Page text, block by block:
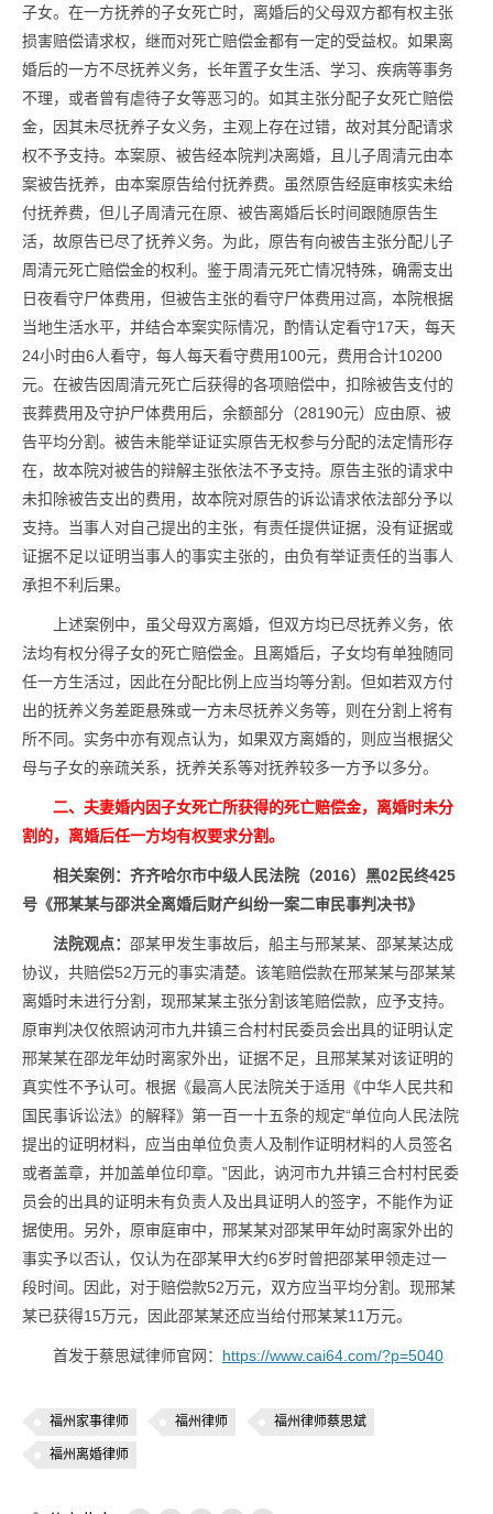
子女。在一方抚养的子女死亡时，离婚后的父母双方都有权主张
损害赔偿请求权，继而对死亡赔偿金都有一定的受益权。如果离
婚后的一方不尽抚养义务，长年置子女生活、学习、疾病等事务
不理，或者曾有虐待子女等恶习的。如其主张分配子女死亡赔偿
金，因其未尽抚养子女义务，主观上存在过错，故对其分配请求
权不予支持。本案原、被告经本院判决离婚，且儿子周清元由本
案被告抚养，由本案原告给付抚养费。虽然原告经庭审核实未给
付抚养费，但儿子周清元在原、被告离婚后长时间跟随原告生
活，故原告已尽了抚养义务。为此，原告有向被告主张分配儿子
周清元死亡赔偿金的权利。鉴于周清元死亡情况特殊，确需支出
日夜看守尸体费用，但被告主张的看守尸体费用过高，本院根据
当地生活水平，并结合本案实际情况，酌情认定看守17天，每天
24小时由6人看守，每人每天看守费用100元，费用合计10200
元。在被告因周清元死亡后获得的各项赔偿中，扣除被告支付的
丧葬费用及守护尸体费用后，余额部分（28190元）应由原、被
告平均分割。被告未能举证证实原告无权参与分配的法定情形存
在，故本院对被告的辩解主张依法不予支持。原告主张的请求中
未扣除被告支出的费用，故本院对原告的诉讼请求依法部分予以
支持。当事人对自己提出的主张，有责任提供证据，没有证据或
证据不足以证明当事人的事实主张的，由负有举证责任的当事人
承担不利后果。
上述案例中，虽父母双方离婚，但双方均已尽抚养义务，依
法均有权分得子女的死亡赔偿金。且离婚后，子女均有单独随同
任一方生活过，因此在分配比例上应当均等分割。但如若双方付
出的抚养义务差距悬殊或一方未尽抚养义务等，则在分割上将有
所不同。实务中亦有观点认为，如果双方离婚的，则应当根据父
母与子女的亲疏关系，抚养关系等对抚养较多一方予以多分。
二、夫妻婚内因子女死亡所获得的死亡赔偿金，离婚时未分
割的，离婚后任一方均有权要求分割。
相关案例： 齐齐哈尔市中级人民法院（2016）黑02民终425
号 《邢某某与邵洪全离婚后财产纠纷一案二审民事判决书》
法院观点： 邵某甲发生事故后，船主与邢某某、邵某某达成
协议，共赔偿52万元的事实清楚。该笔赔偿款在邢某某与邵某某
离婚时未进行分割，现邢某某主张分割该笔赔偿款，应予支持。
原审判决仅依照讷河市九井镇三合村村民委员会出具的证明认定
邢某某在邵龙年幼时离家外出，证据不足，且邢某某对该证明的
真实性不予认可。根据《最高人民法院关于适用《中华人民共和
国民事诉讼法》的解释》第一百一十五条的规定“单位向人民法院
提出的证明材料，应当由单位负责人及制作证明材料的人员签名
或者盖章，并加盖单位印章。”因此，讷河市九井镇三合村村民委
员会的出具的证明未有负责人及出具证明人的签字，不能作为证
据使用。另外，原审庭审中，邢某某对邵某甲年幼时离家外出的
事实予以否认，仅认为在邵某甲大约6岁时曾把邵某甲领走过一
段时间。因此，对于赔偿款52万元，双方应当平均分割。现邢某
某已获得15万元，因此邵某某还应当给付邢某某11万元。
首发于蔡思斌律师官网： https://www.cai64.com/?p=5040
福州家事律师 福州律师 福州律师蔡思斌
福州离婚律师